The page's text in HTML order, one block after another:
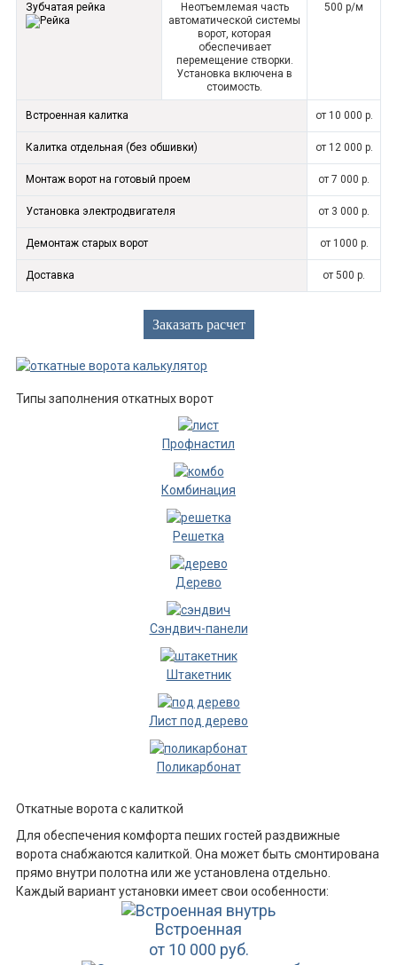
Зубчатая рейка
Неотъемлемая часть
автоматической системы
ворот, которая
обеспечивает
перемещение створки.
Установка включена в
стоимость.
500 р/м
Встроенная калитка от 10 000 р.
Калитка отдельная (без обшивки) от 12 000 р.
Монтаж ворот на готовый проем от 7 000 р.
Установка электродвигателя от 3 000 р.
Демонтаж старых ворот от 1000 р.
Доставка от 500 р.
Заказать расчет
Типы заполнения откатных ворот
Профнастил
Комбинация
Решетка
Дерево
Сэндвич-панели
Штакетник
Лист под дерево
Поликарбонат
Откатные ворота с калиткой
Для обеспечения комфорта пеших гостей раздвижные
ворота снабжаются калиткой. Она может быть смонтирована
прямо внутри полотна или же установлена отдельно.
Каждый вариант установки имеет свои особенности:
Встроенная
от 10 000 руб.